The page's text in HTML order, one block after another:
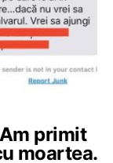
primit
moartea.